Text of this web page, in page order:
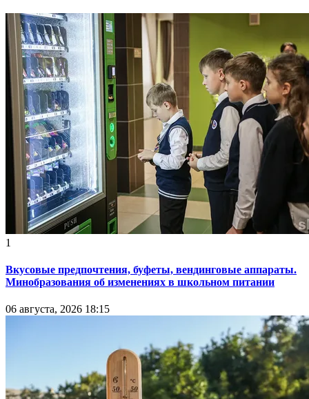
1
Вкусовые предпочтения, буфеты, вендинговые аппараты.
Минобразования об изменениях в школьном питании
06 августа, 2026 18:15